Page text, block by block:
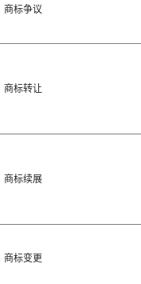
商标争议
商标转让
商标续展
商标变更